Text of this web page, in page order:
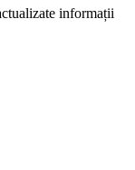
informații